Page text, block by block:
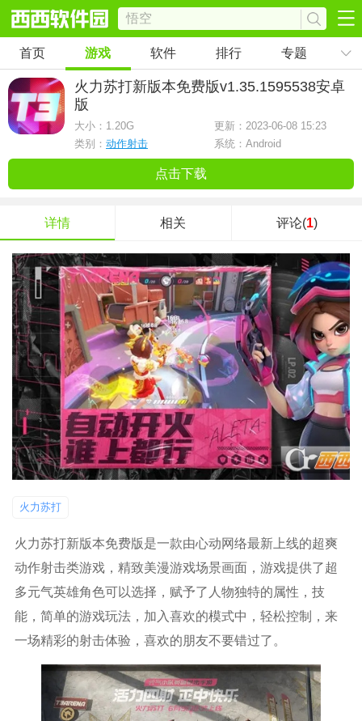
首页 游戏 软件 排行 专题
火力苏打新版本免费版v1.35.1595538安卓
版
大小： 1.20G
更新：2023-06-08 15:23
类别： 动作射击 系统：Android
点击下载
详情 相关 评论(1)
火力苏打
火力苏打新版本免费版是一款由心动网络最新上线的超爽
动作射击类游戏，精致美漫游戏场景画面，游戏提供了超
多元气英雄角色可以选择，赋予了人物独特的属性，技
能，简单的游戏玩法，加入喜欢的模式中，轻松控制，来
一场精彩的射击体验，喜欢的朋友不要错过了。